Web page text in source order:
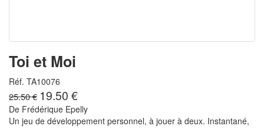
Toi et Moi
Réf. TA10076
25.50 € 19.50 €
De Frédérique Epelly
Un jeu de développement personnel, à jouer à deux. Instantané,